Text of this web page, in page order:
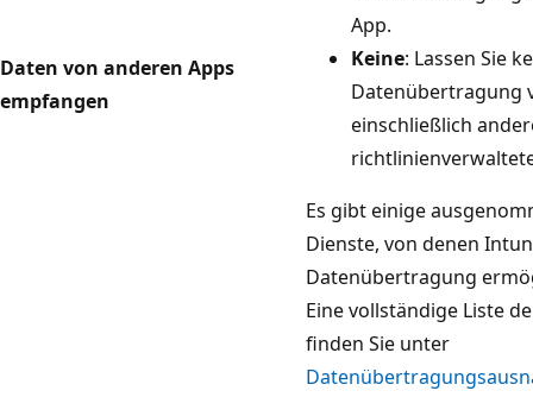
Daten von anderen Apps
empfangen
App.
Keine: Lassen Sie
Datenübertragung
einschließlich
Es gibt einige
Dienste, von denen
Datenübertragung
Eine vollständige Liste
finden Sie unter